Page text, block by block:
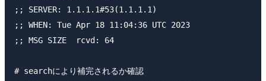
;; SERVER: 1.1.1.1#53(1.1.1.1)
;; WHEN: Tue Apr 18 11:04:36 UTC 2023
;; MSG SIZE  rcvd: 64
# searchにより補完されるか確認